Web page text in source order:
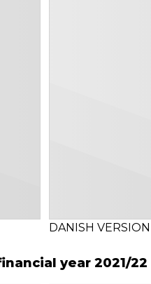
DANISH VERSION
year 2021/22